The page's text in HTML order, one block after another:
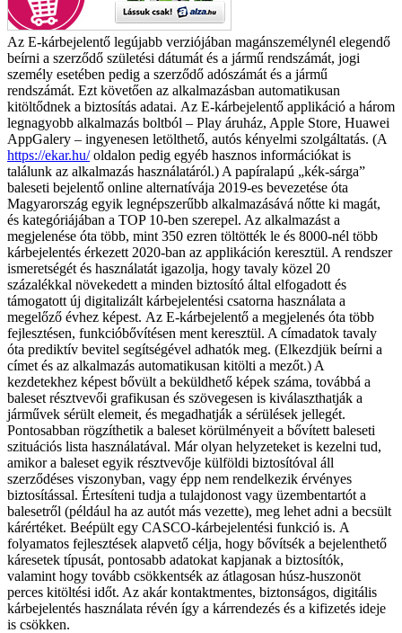
Az E-kárbejelentő legújabb verziójában magánszemélynél elegendő
beírni a szerződő születési dátumát és a jármű rendszámát, jogi
személy esetében pedig a szerződő adószámát és a jármű
rendszámát. Ezt követően az alkalmazásban automatikusan
kitöltődnek a biztosítás adatai. Az E-kárbejelentő applikáció a három
legnagyobb alkalmazás boltból – Play áruház, Apple Store, Huawei
AppGalery – ingyenesen letölthető, autós kényelmi szolgáltatás. (A
https://ekar.hu/oldalon pedig egyéb hasznos információkat is
találunk az alkalmazás használatáról.) A papíralapú „kék-sárga”
baleseti bejelentő online alternatívája 2019-es bevezetése óta
Magyarország egyik legnépszerűbb alkalmazásává nőtte ki magát,
és kategóriájában a TOP 10-ben szerepel. Az alkalmazást a
megjelenése óta több, mint 350 ezren töltötték le és 8000-nél több
kárbejelentés érkezett 2020-ban az applikáción keresztül. A rendszer
ismeretségét és használatát igazolja, hogy tavaly közel 20
százalékkal növekedett a minden biztosító által elfogadott és
támogatott új digitalizált kárbejelentési csatorna használata a
megelőző évhez képest. Az E-kárbejelentő a megjelenés óta több
fejlesztésen, funkcióbővítésen ment keresztül. A címadatok tavaly
óta prediktív bevitel segítségével adhatók meg. (Elkezdjük beírni a
címet és az alkalmazás automatikusan kitölti a mezőt.) A
kezdetekhez képest bővült a beküldhető képek száma, továbbá a
baleset résztvevői grafikusan és szövegesen is kiválaszthatják a
járművek sérült elemeit, és megadhatják a sérülések jellegét.
Pontosabban rögzíthetik a baleset körülményeit a bővített baleseti
szituációs lista használatával. Már olyan helyzeteket is kezelni tud,
amikor a baleset egyik résztvevője külföldi biztosítóval áll
szerződéses viszonyban, vagy épp nem rendelkezik érvényes
biztosítással. Értesíteni tudja a tulajdonost vagy üzembentartót a
balesetről (például ha az autót más vezette), meg lehet adni a becsült
kárértéket. Beépült egy CASCO-kárbejelentési funkció is. A
folyamatos fejlesztések alapvető célja, hogy bővítsék a bejelenthető
káresetek típusát, pontosabb adatokat kapjanak a biztosítók,
valamint hogy tovább csökkentsék az átlagosan húsz-huszonöt
perces kitöltési időt. Az akár kontaktmentes, biztonságos, digitális
kárbejelentés használata révén így a kárrendezés és a kifizetés ideje
is csökken.